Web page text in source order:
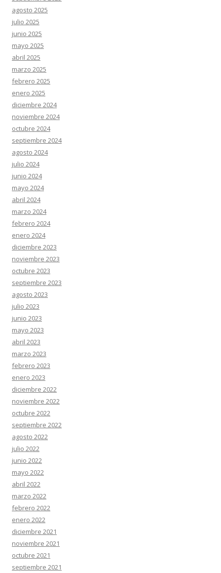
agosto 2025
julio 2025
junio 2025
mayo 2025
abril 2025
marzo 2025
febrero 2025
enero 2025
diciembre 2024
noviembre 2024
octubre 2024
septiembre 2024
agosto 2024
julio 2024
junio 2024
mayo 2024
abril 2024
marzo 2024
febrero 2024
enero 2024
diciembre 2023
noviembre 2023
octubre 2023
septiembre 2023
agosto 2023
julio 2023
junio 2023
mayo 2023
abril 2023
marzo 2023
febrero 2023
enero 2023
diciembre 2022
noviembre 2022
octubre 2022
septiembre 2022
agosto 2022
julio 2022
junio 2022
mayo 2022
abril 2022
marzo 2022
febrero 2022
enero 2022
diciembre 2021
noviembre 2021
octubre 2021
septiembre 2021